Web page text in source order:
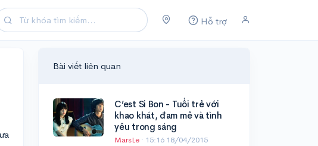
Hỗ trợ
Bài viết liên quan
C’est Si Bon - Tuổi trẻ với
khao khát, đam mê và tình
yêu trong sáng
MarsLe · 15:16 18/04/2015